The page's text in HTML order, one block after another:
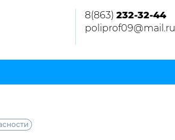
8(863) 232-32-44
poliprof09@mail.ru